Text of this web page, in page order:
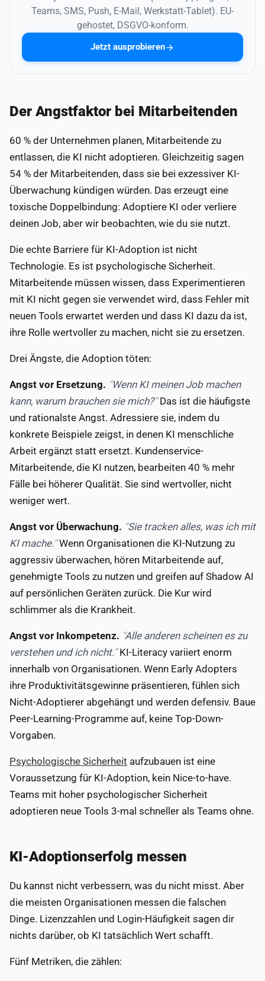
Teams, SMS, Push, E-Mail, Werkstatt-Tablet). EU-
gehostet, DSGVO-konform.
Jetzt ausprobieren
Der Angstfaktor bei Mitarbeitenden
60 % der Unternehmen planen, Mitarbeitende zu
entlassen, die KI nicht adoptieren. Gleichzeitig sagen
54 % der Mitarbeitenden, dass sie bei exzessiver KI-
Überwachung kündigen würden. Das erzeugt eine
toxische Doppelbindung: Adoptiere KI oder verliere
deinen Job, aber wir beobachten, wie du sie nutzt.
Die echte Barriere für KI-Adoption ist nicht
Technologie. Es ist psychologische Sicherheit.
Mitarbeitende müssen wissen, dass Experimentieren
mit KI nicht gegen sie verwendet wird, dass Fehler mit
neuen Tools erwartet werden und dass KI dazu da ist,
ihre Rolle wertvoller zu machen, nicht sie zu ersetzen.
Drei Ängste, die Adoption töten:
Angst vor Ersetzung. Wenn KI meinen Job machen
kann, warum brauchen sie mich? Das ist die häufigste
und rationalste Angst. Adressiere sie, indem du
konkrete Beispiele zeigst, in denen KI menschliche
Arbeit ergänzt statt ersetzt. Kundenservice-
Mitarbeitende, die KI nutzen, bearbeiten 40 % mehr
Fälle bei höherer Qualität. Sie sind wertvoller, nicht
weniger wert.
Angst vor Überwachung. Sie tracken alles, was ich mit
KI mache. Wenn Organisationen die KI-Nutzung zu
aggressiv überwachen, hören Mitarbeitende auf,
genehmigte Tools zu nutzen und greifen auf Shadow AI
auf persönlichen Geräten zurück. Die Kur wird
schlimmer als die Krankheit.
Angst vor Inkompetenz. Alle anderen scheinen es zu
verstehen und ich nicht. KI-Literacy variiert enorm
innerhalb von Organisationen. Wenn Early Adopters
ihre Produktivitätsgewinne präsentieren, fühlen sich
Nicht-Adoptierer abgehängt und werden defensiv. Baue
Peer-Learning-Programme auf, keine Top-Down-
Vorgaben.
Psychologische Sicherheit aufzubauen ist eine
Voraussetzung für KI-Adoption, kein Nice-to-have.
Teams mit hoher psychologischer Sicherheit
adoptieren neue Tools 3-mal schneller als Teams ohne.
KI-Adoptionserfolg messen
Du kannst nicht verbessern, was du nicht misst. Aber
die meisten Organisationen messen die falschen
Dinge. Lizenzzahlen und Login-Häufigkeit sagen dir
nichts darüber, ob KI tatsächlich Wert schafft.
Fünf Metriken, die zählen: